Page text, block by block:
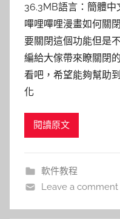
36.3MB語言：簡體
嗶哩嗶哩漫畫如何關
要關閉這個功能但是
編給大傢帶來瞭關閉
看吧，希望能夠幫助
化
閱讀原文
軟件教程
Leave a comment